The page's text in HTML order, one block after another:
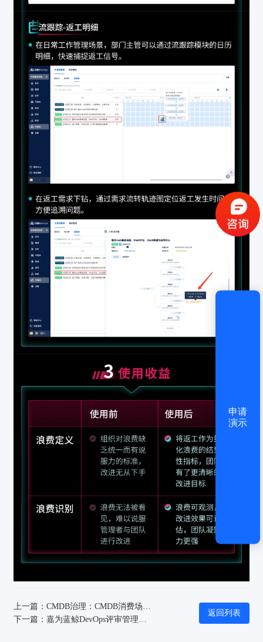
上一篇：CMDB治理：CMDB消费场景规划指南
下一篇：嘉为蓝鲸DevOps评审管理：打造产研协同的标准化评审体系
返回列表
获取验证码
还没有账号？ 立即注册
申请
演示